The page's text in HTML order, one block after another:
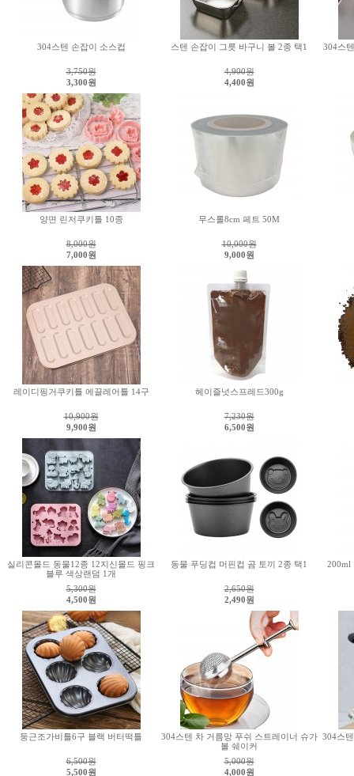
304스텐 손잡이 소스컵
3,750원
3,300원
스텐 손잡이 그릇 바구니 볼 2종 택1
4,900원
4,400원
304스
양면 린저쿠키틀 10종
8,000원
7,000원
무스롤8cm 페트 50M
10,000원
9,000원
레이디핑거쿠키틀 에끌레어틀 14구
10,900원
9,900원
헤이즐넛스프레드300g
7,230원
6,500원
실리콘몰드 동물12종 12지신몰드 핑크
블루 색상랜덤 1개
5,300원
4,500원
동물 푸딩컵 머핀컵 곰 토끼 2종 택1
2,650원
2,490원
200ml
둥근조가비틀6구 블랙 버터떡틀
6,500원
5,500원
304스텐 차 거름망 푸쉬 스트레이너 슈가
볼 쉐이커
5,000원
4,000원
304스